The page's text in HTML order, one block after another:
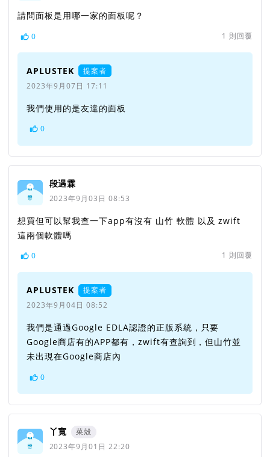
請問面板是用哪一家的面板呢？
0 1 則回覆
APLUSTEK
提案者
2023年9月07日 17:11
我們使用的是友達的面板
0
段遇霖
2023年9月03日 08:53
想買但可以幫我查一下app有沒有 山竹 軟體 以及 zwift
這兩個軟體嗎
0 1 則回覆
APLUSTEK
提案者
2023年9月04日 08:52
我們是通過Google EDLA認證的正版系統，只要
Google商店有的APP都有，zwift有查詢到，但山竹並
未出現在Google商店內
0
丫寬
菜殼
2023年9月01日 22:20